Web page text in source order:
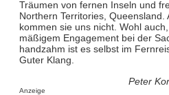
Träumen von fernen Inseln und
Northern Territories, Queensland.
kommen sie uns nicht. Wohl
mäßigem Engagement bei der
handzahm ist es selbst im
Guter Klang.
Peter
Anzeige